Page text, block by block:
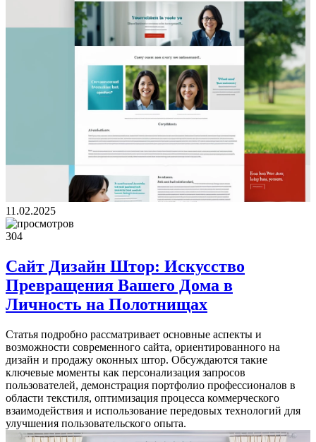
11.02.2025
304
Сайт Дизайн Штор: Искусство
Превращения Вашего Дома в
Личность на Полотнищах
Статья подробно рассматривает основные аспекты и
возможности современного сайта, ориентированного на
дизайн и продажу оконных штор. Обсуждаются такие
ключевые моменты как персонализация запросов
пользователей, демонстрация портфолио профессионалов в
области текстиля, оптимизация процесса коммерческого
взаимодействия и использование передовых технологий для
улучшения пользовательского опыта.